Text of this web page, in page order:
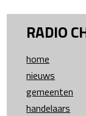
RADIO
home
nieuws
gemeenten
handelaars